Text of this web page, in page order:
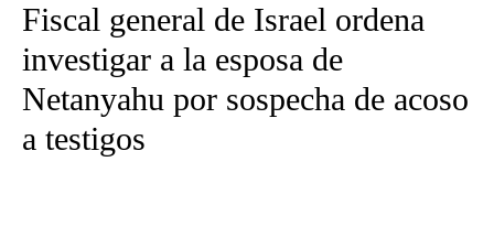
Fiscal general de Israel ordena
investigar a la esposa de
Netanyahu por sospecha de acoso
a testigos